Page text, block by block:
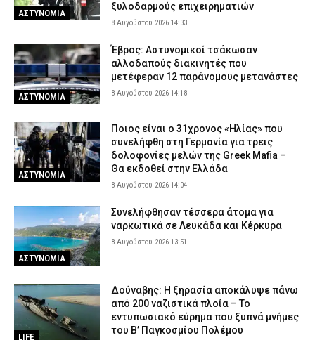
ΑΣΤΥΝΟΜΙΑ
ξυλοδαρμούς επιχειρηματιών
8 Αυγούστου 2026 14:33
ΑΣΤΥΝΟΜΙΑ
Έβρος: Αστυνομικοί τσάκωσαν
αλλοδαπούς διακινητές που
μετέφεραν 12 παράνομους μετανάστες
8 Αυγούστου 2026 14:18
ΑΣΤΥΝΟΜΙΑ
Ποιος είναι ο 31χρονος «Ηλίας» που
συνελήφθη στη Γερμανία για τρεις
δολοφονίες μελών της Greek Mafia –
Θα εκδοθεί στην Ελλάδα
8 Αυγούστου 2026 14:04
ΑΣΤΥΝΟΜΙΑ
Συνελήφθησαν τέσσερα άτομα για
ναρκωτικά σε Λευκάδα και Κέρκυρα
8 Αυγούστου 2026 13:51
LIFE
Δούναβης: Η ξηρασία αποκάλυψε πάνω
από 200 ναζιστικά πλοία – Το
εντυπωσιακό εύρημα που ξυπνά μνήμες
του Β’ Παγκοσμίου Πολέμου